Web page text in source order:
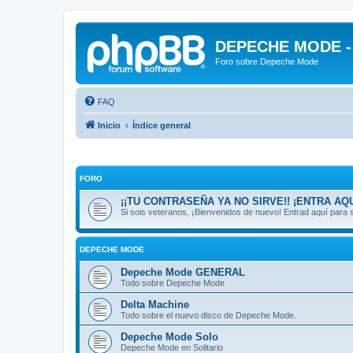
DEPECHE MODE
Foro sobre Depeche Mode
FAQ
Inicio Índice general
FORO
¡¡TU CONTRASEÑA YA NO SIRVE!! ¡ENTRA
Si sois veteranos, ¡Bienvenidos de nuevo! Entrad aquí
DEPECHE MODE
Depeche Mode GENERAL
Todo sobre Depeche Mode
Delta Machine
Todo sobre el nuevo disco de Depeche Mode.
Depeche Mode Solo
Depeche Mode en Solitario